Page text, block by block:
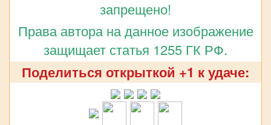
запрещено!
Права автора на данное изображение
защищает статья 1255 ГК РФ.
Поделиться открыткой +1 к удаче: